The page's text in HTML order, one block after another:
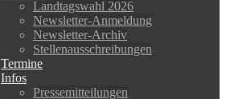
Landtagswahl 2026
Newsletter-Anmeldung
Newsletter-Archiv
Stellenausschreibungen
Termine
Infos
Pressemitteilungen